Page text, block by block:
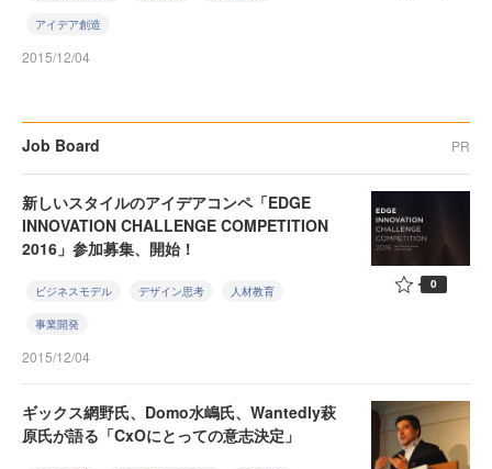
アイデア創造
2015/12/04
Job Board PR
新しいスタイルのアイデアコンペ「EDGE
INNOVATION CHALLENGE COMPETITION
2016」参加募集、開始！
ビジネスモデル デザイン思考 人材教育
事業開発
2015/12/04
0
ギックス網野氏、Domo水嶋氏、Wantedly萩
原氏が語る「CxOにとっての意志決定」